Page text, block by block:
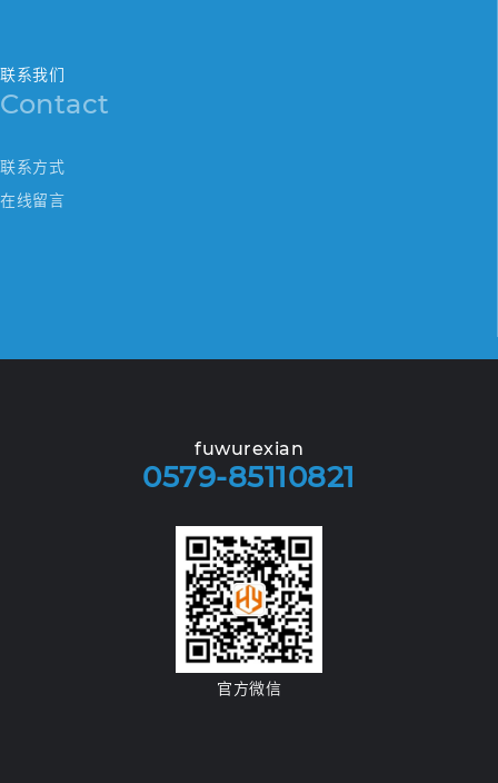
联系我们
Contact
联系方式
在线留言
fuwurexian
0579-85110821
官方微信